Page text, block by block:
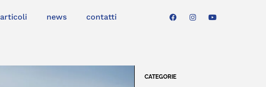
articoli news contatti
CATEGORIE